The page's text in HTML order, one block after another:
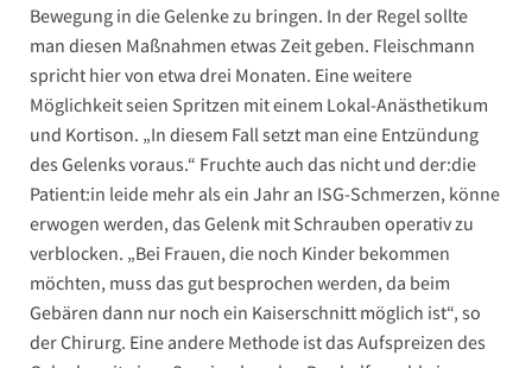
Bewegung in die Gelenke zu bringen. In der Regel sollte
man diesen Maßnahmen etwas Zeit geben. Fleischmann
spricht hier von etwa drei Monaten. Eine weitere
Möglichkeit seien Spritzen mit einem Lokal-Anästhetikum
und Kortison. „In diesem Fall setzt man eine Entzündung
des Gelenks voraus.“ Fruchte auch das nicht und der:die
Patient:in leide mehr als ein Jahr an ISG-Schmerzen, könne
erwogen werden, das Gelenk mit Schrauben operativ zu
verblocken. „Bei Frauen, die noch Kinder bekommen
möchten, muss das gut besprochen werden, da beim
Gebären dann nur noch ein Kaiserschnitt möglich ist“, so
der Chirurg. Eine andere Methode ist das Aufspreizen des